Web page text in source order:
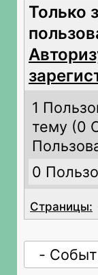
Только
1
тему (0
0
Страницы: